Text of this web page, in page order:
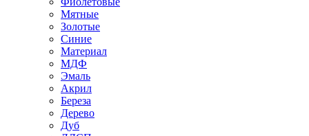
Мятные
Золотые
Синие
Материал
МДФ
Эмаль
Акрил
Береза
Дерево
Дуб